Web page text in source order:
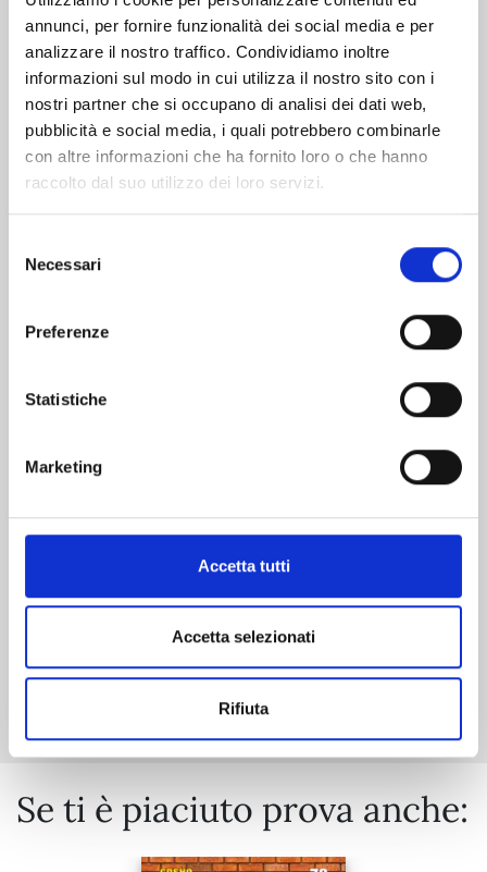
annunci, per fornire funzionalità dei social media e per
analizzare il nostro traffico. Condividiamo inoltre
informazioni sul modo in cui utilizza il nostro sito con i
nostri partner che si occupano di analisi dei dati web,
pubblicità e social media, i quali potrebbero combinarle
con altre informazioni che ha fornito loro o che hanno
raccolto dal suo utilizzo dei loro servizi.
delNecessari
Preferenze
Statistiche
Marketing
Accetta tutti
Accetta selezionati
Rifiuta
Altri volumi della serie
Mostra tutto
Se ti è piaciuto prova anche: